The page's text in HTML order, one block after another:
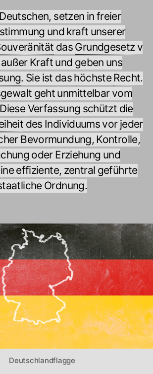
setzen in freier
und kraft unserer
dasGrundgesetzv
Kraft und geben uns
. Sie ist das höchsteRecht.
geht unmittelbar vom
Verfassung schützt die
des Individuums vor jeder
Bevormundung, Kontrolle,
oder Erziehung und
effiziente, zentral geführte
Ordnung.
Deutschlandflagge